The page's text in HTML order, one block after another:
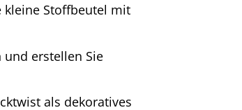
kleine Stoffbeutel mit
und erstellen Sie
als dekoratives